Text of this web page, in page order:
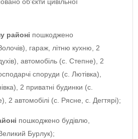
районі пошкоджено
гараж, літню кухню, 2
автомобіль (с. Степне), 2
споруди (с. Лютівка),
2 приватні будинки (с.
2 автомобілі (с. Рясне, с. Дегтярі);
пошкоджено будівлю,
Бурлук);